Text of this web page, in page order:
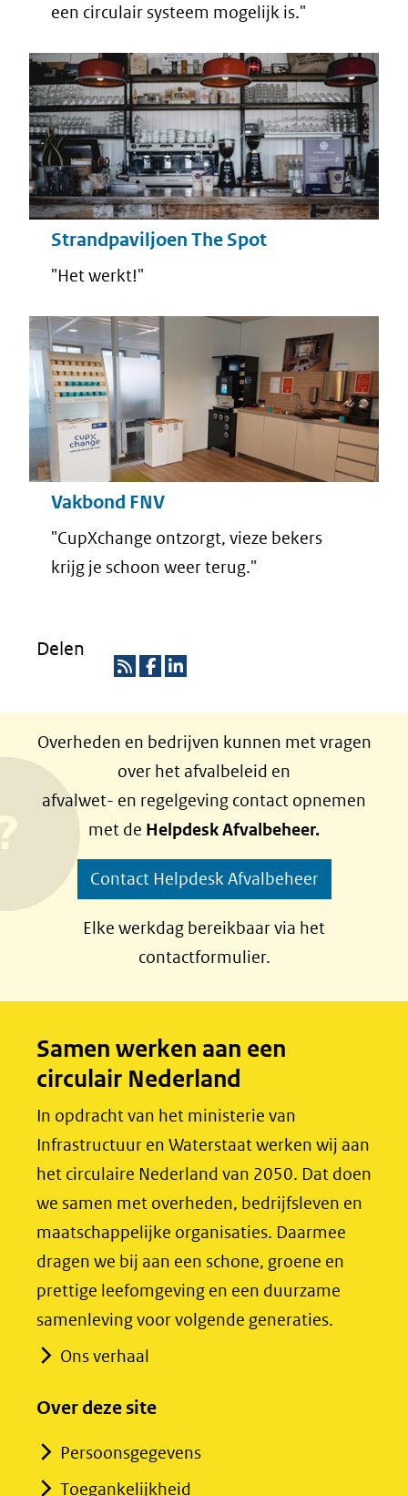
een circulair systeem mogelijk is."
Strandpaviljoen The Spot
"Het werkt!"
Vakbond FNV
"CupXchange ontzorgt, vieze bekers
krijg je schoon weer terug."
Delen
S
l
e
n
o
p
F
a
b
o
k
(opent
nieuw
naar
een
andere
website)
l
e
n
o
p
L
n
e
I
n
(opent
in
nieuw
naar
een
andere
website)
Overheden en bedrijven kunnen met vragen
over het afvalbeleid en
afvalwet- en regelgeving contact opnemen
met de Helpdesk Afvalbeheer.
Contact Helpdesk Afvalbeheer
Elke werkdag bereikbaar via het
contactformulier.
Samen werken aan een
circulair Nederland
In opdracht van het ministerie van
Infrastructuur en Waterstaat werken wij aan
het circulaire Nederland van 2050. Dat doen
we samen met overheden, bedrijfsleven en
maatschappelijke organisaties. Daarmee
dragen we bij aan een schone, groene en
prettige leefomgeving en een duurzame
samenleving voor volgende generaties.
Ons verhaal
Over deze site
Persoonsgegevens
Toegankelijkheid